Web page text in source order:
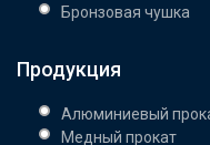
Бронзовая чушка
Продукция
Алюминиевый
Медный прокат